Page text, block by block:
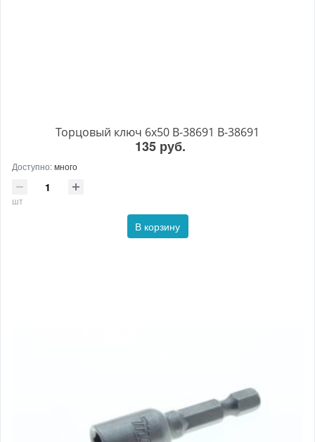
Торцовый ключ 6x50 B-38691 B-38691
135 руб.
Доступно:много
шт
В корзину